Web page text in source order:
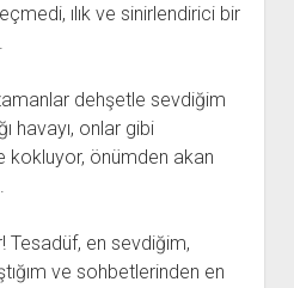
ılık ve sinirlendirici bir
dehşetle sevdiğim
havayı, onlar gibi
kokluyor, önümden akan
Tesadüf, en sevdiğim,
ve sohbetlerinden en